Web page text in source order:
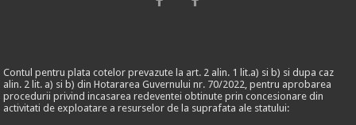
Contul pentru plata cotelor prevazute la art. 2 alin. 1 lit.a) si b) si dupa caz
alin. 2 lit. a) si b) din Hotararea Guvernului nr. 70/2022, pentru aprobarea
procedurii privind incasarea redeventei obtinute prin concesionare din
activitati de exploatare a resurselor de la suprafata ale statului: